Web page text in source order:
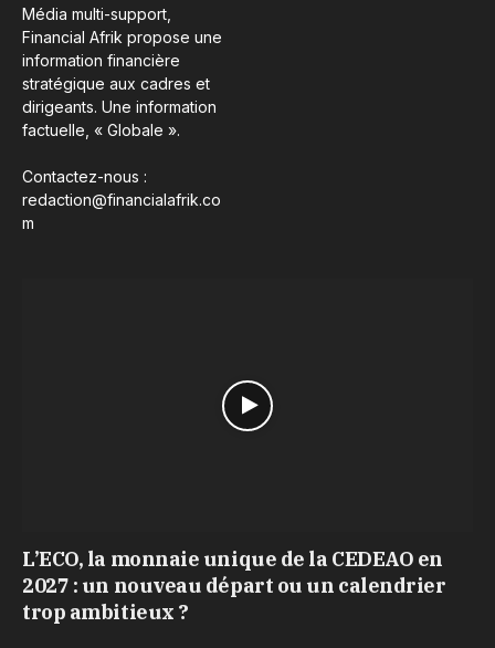
Média multi-support,
Financial Afrik propose une
information financière
stratégique aux cadres et
dirigeants. Une information
factuelle, « Globale ».
Contactez-nous :
redaction@financialafrik.co
m
L’ECO, la monnaie unique de la CEDEAO en
2027 : un nouveau départ ou un calendrier
trop ambitieux ?